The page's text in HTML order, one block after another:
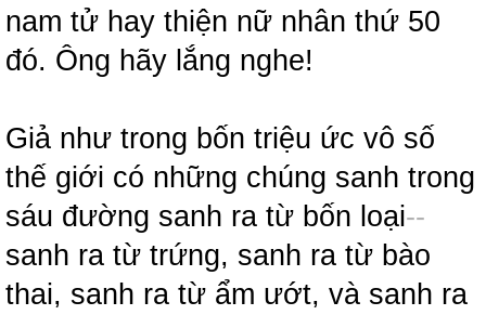
nam tử hay thiện nữ nhân thứ 50
đó. Ông hãy lắng nghe!
Giả như trong bốn triệu ức vô số
thế giới có những chúng sanh trong
sáu đường sanh ra từ bốn loại--
sanh ra từ trứng, sanh ra từ bào
thai, sanh ra từ ẩm ướt, và sanh ra